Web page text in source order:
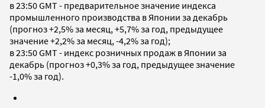
в 23:50 GMT - предварительное значение индекса
промышленного производства в Японии за декабрь
(прогноз +2,5% за месяц, +5,7% за год, предыдущее
значение +2,2% за месяц, -4,2% за год);
в 23:50 GMT - индекс розничных продаж в Японии за
декабрь (прогноз +0,3% за год, предыдущее значение
-1,0% за год).